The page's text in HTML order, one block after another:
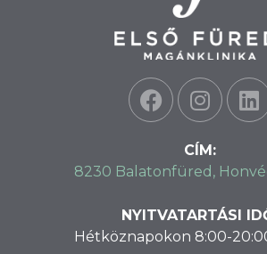
CÍM:
8230 Balatonfüred,
NYITVATARTÁSI
Hétköznapokon 8:00-